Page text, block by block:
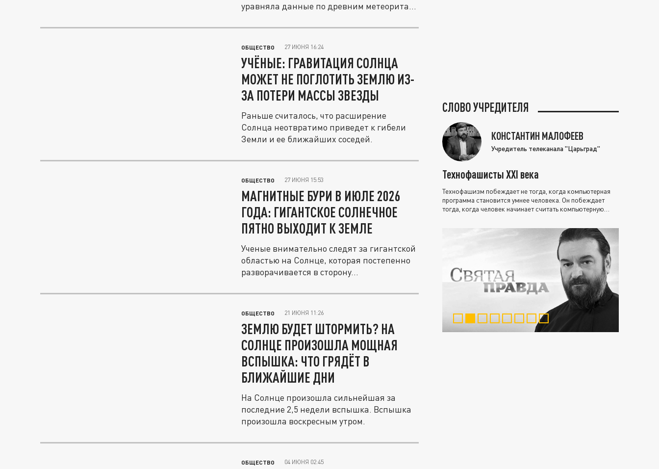
уравняла данные по древним метеоритам
ОБЩЕСТВО 27 ИЮНЯ 16:24
УЧЁНЫЕ: ГРАВИТАЦИЯ СОЛНЦА
МОЖЕТ НЕ ПОГЛОТИТЬ ЗЕМЛЮ ИЗ-
ЗА ПОТЕРИ МАССЫ ЗВЕЗДЫ
Раньше считалось, что расширение
Солнца неотвратимо приведет к гибели
Земли и ее ближайших соседей.
ОБЩЕСТВО 27 ИЮНЯ 15:53
МАГНИТНЫЕ БУРИ В ИЮЛЕ 2026
ГОДА: ГИГАНТСКОЕ СОЛНЕЧНОЕ
ПЯТНО ВЫХОДИТ К ЗЕМЛЕ
Ученые внимательно следят за гигантской
областью на Солнце, которая постепенно
разворачивается в сторону...
ОБЩЕСТВО 21 ИЮНЯ 11:26
ЗЕМЛЮ БУДЕТ ШТОРМИТЬ? НА
СОЛНЦЕ ПРОИЗОШЛА МОЩНАЯ
ВСПЫШКА: ЧТО ГРЯДЁТ В
БЛИЖАЙШИЕ ДНИ
На Солнце произошла сильнейшая за
последние 2,5 недели вспышка. Вспышка
произошла воскресным утром.
ОБЩЕСТВО 04 ИЮНЯ 02:45
СЛОВО УЧРЕДИТЕЛЯ
КОНСТАНТИН МАЛОФЕЕВ
Учредитель телеканала "Царьград"
Технофашисты XXI века
Технофашизм побеждает не тогда, когда компьютерная
программа становится умнее человека. Он побеждает
тогда, когда человек начинает считать компьютерную